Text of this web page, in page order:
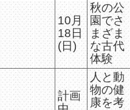
10月
18日
(日)
秋の公
園でさ
まざま
な古代
体験
計画
人と動
物の健
康を考